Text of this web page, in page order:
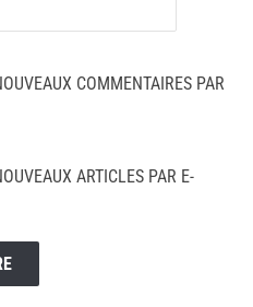
COMMENTAIRES PAR
ARTICLES PAR E-